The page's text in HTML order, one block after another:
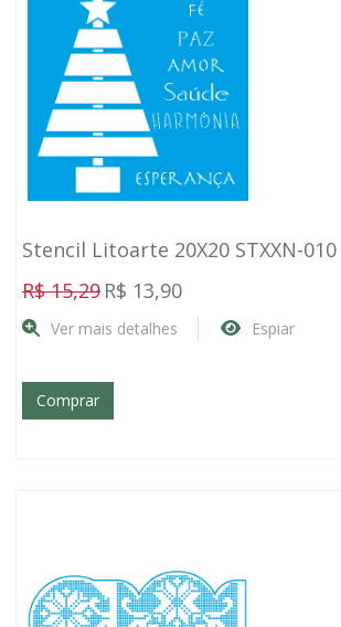
Stencil Litoarte 20X20 STXXN-010
R$ 15,29 R$ 13,90
Ver mais detalhes Espiar
Comprar